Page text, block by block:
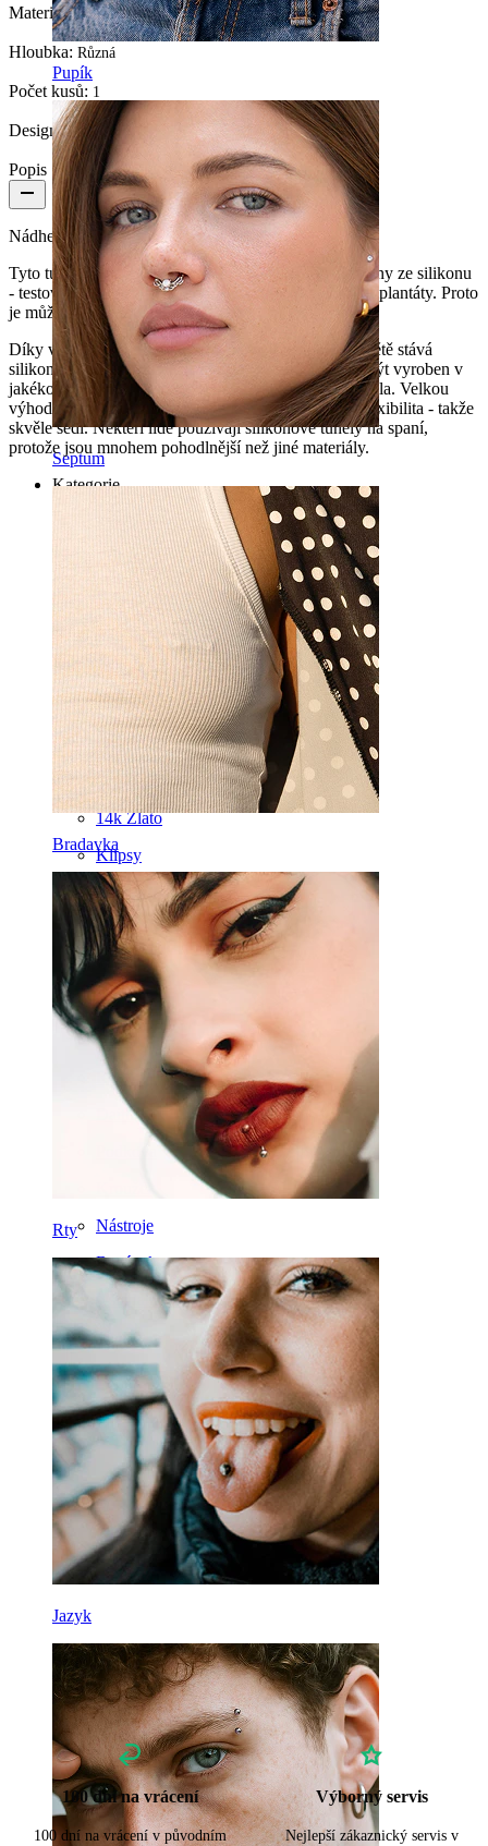
Pupík
Septum
Bradavka
Rty
Jazyk
Materiál:Silikon
Hloubka: Různá
Počet kusů: 1
Design:Jednoduchý
Popis
Nádherný tunel vyrobený ze silikonu.
Tyto tunely jsou jednoduché a bezpečné. Jsou vyrobeny ze silikonu
- testovaného a schváleného materiálu pro lékařské implantáty. Proto
je můžete bez obav používat.
Díky velkému množství využití se v piercingovém světě stává
silikon čím dál víc populárnějším materiálem. Může být vyroben v
jakékoliv barvě a perfektně sedí k dynamice vašeho těla. Velkou
výhodou silikonových tunelů je jejich neuvěřitelná flexibilita - takže
skvěle sedí. Někteří lidé používají silikonové tunely na spaní,
protože jsou mnohem pohodlnější než jiné materiály.
Kategorie
Pupík
Rty
Bradavka
Industrial
Mikrodermál
Helix
Ucho
Septum
14k Zlato
Klipsy
Labreta
Jazyk
Nos
Tragus
Činka
Rook
Daith
Nástroje
Banánek
Ušní lalůček
Titan
100 dní na vrácení
100 dní na vrácení v původním
Výborný servis
Nejlepší zákaznický servis v